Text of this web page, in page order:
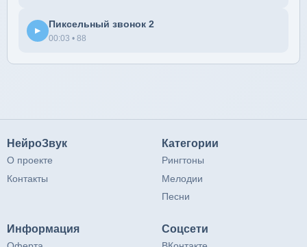
▶
Пиксельный звонок 2
00:03 • 88
НейроЗвук
О проекте
Контакты
Категории
Рингтоны
Мелодии
Песни
Информация Соцсети